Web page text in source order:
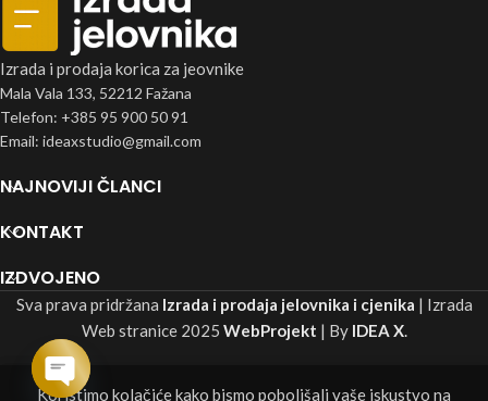
Izrada i prodaja korica za jeovnike
Mala Vala 133, 52212 Fažana
Telefon: +385 95 900 50 91
Email: ideaxstudio@gmail.com
NAJNOVIJI ČLANCI
KONTAKT
IZDVOJENO
Sva prava pridržana Izrada i prodaja jelovnika i cjenika | Izrada
Web stranice2025 WebProjekt | By IDEA X.
Koristimo kolačiće kako bismo poboljšali vaše iskustvo na